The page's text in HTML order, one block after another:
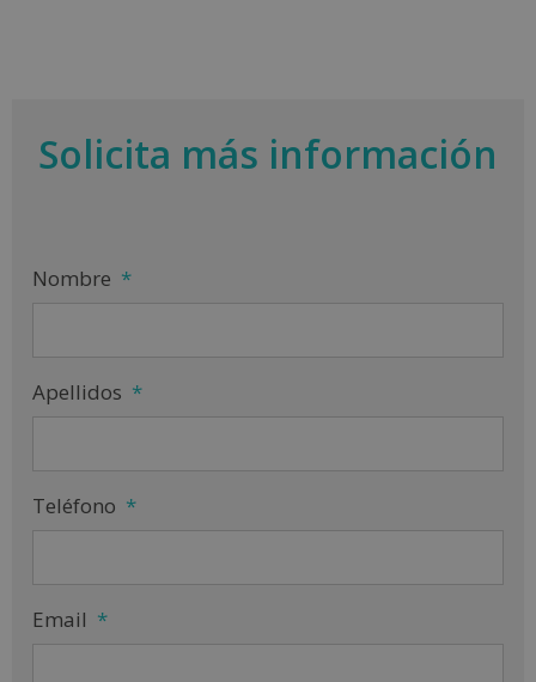
Solicita más información
Nombre *
Apellidos *
Teléfono *
Email *